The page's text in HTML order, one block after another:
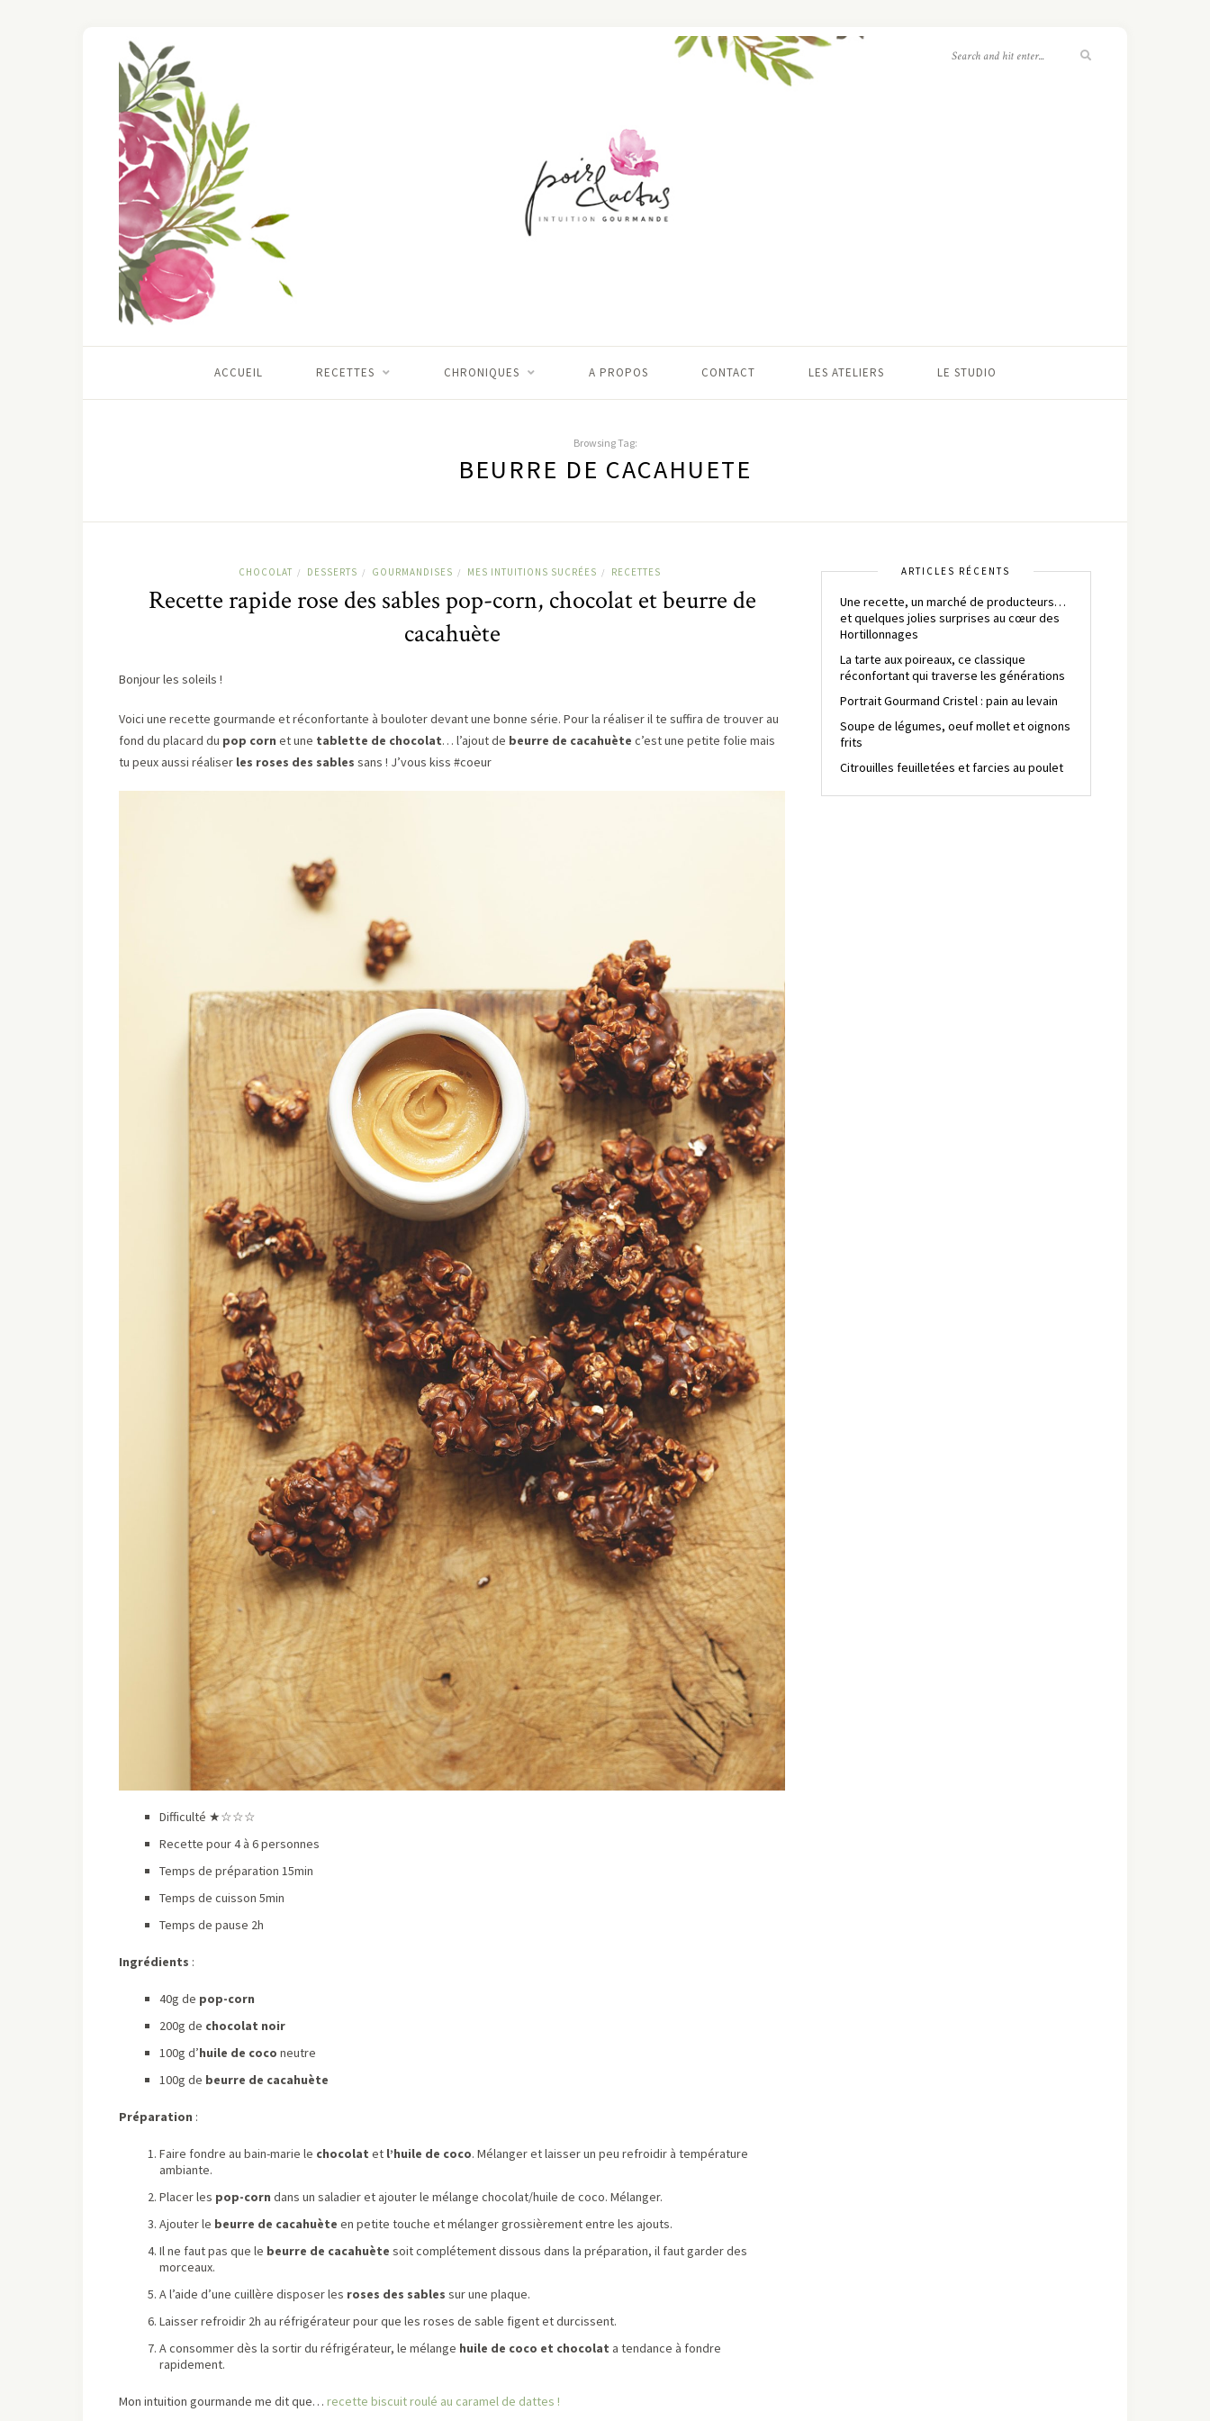
ACCUEIL RECETTES CHRONIQUES A PROPOS CONTACT LES ATELIERS LE STUDIO
Browsing Tag:
BEURRE DE CACAHUETE
CHOCOLAT / DESSERTS / GOURMANDISES / MES INTUITIONS SUCRÉES / RECETTES
Recette rapide rose des sables pop-corn, chocolat et beurre de
cacahuète
Bonjour les soleils !
Voici une recette gourmande et réconfortante à bouloter devant une bonne série. Pour la réaliser il te suffira de trouver au
fond du placard du pop corn et une tablette de chocolat… l’ajout de beurre de cacahuète c’est une petite folie mais
tu peux aussi réaliser les roses des sables sans ! J’vous kiss #coeur
Difficulté ★☆☆☆
Recette pour 4 à 6 personnes
Temps de préparation 15min
Temps de cuisson 5min
Temps de pause 2h
Ingrédients :
40g de pop-corn
200g de chocolat noir
100g d’huile de coco neutre
100g de beurre de cacahuète
Préparation :
Faire fondre au bain-marie le chocolat et l’huile de coco. Mélanger et laisser un peu refroidir à température
ambiante.
Placer les pop-corn dans un saladier et ajouter le mélange chocolat/huile de coco. Mélanger.
Ajouter le beurre de cacahuète en petite touche et mélanger grossièrement entre les ajouts.
Il ne faut pas que le beurre de cacahuète soit complétement dissous dans la préparation, il faut garder des
morceaux.
A l’aide d’une cuillère disposer les roses des sables sur une plaque.
Laisser refroidir 2h au réfrigérateur pour que les roses de sable figent et durcissent.
A consommer dès la sortir du réfrigérateur, le mélange huile de coco et chocolat a tendance à fondre
rapidement.
Mon intuition gourmande me dit que… recette biscuit roulé au caramel de dattes !
ARTICLES RÉCENTS
Une recette, un marché de producteurs…
et quelques jolies surprises au cœur des
Hortillonnages
La tarte aux poireaux, ce classique
réconfortant qui traverse les générations
Portrait Gourmand Cristel : pain au levain
Soupe de légumes, oeuf mollet et oignons
frits
Citrouilles feuilletées et farcies au poulet